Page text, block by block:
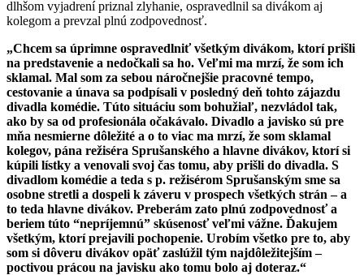
dlhšom vyjadrení priznal zlyhanie, ospravedlnil sa divákom aj
kolegom a prevzal plnú zodpovednosť.
„Chcem sa úprimne ospravedlniť všetkým divákom, ktorí prišli
na predstavenie a nedočkali sa ho. Veľmi ma mrzí, že som ich
sklamal. Mal som za sebou náročnejšie pracovné tempo,
cestovanie a únava sa podpísali v posledný deň tohto zájazdu
divadla komédie. Túto situáciu som bohužiaľ, nezvládol tak,
ako by sa od profesionála očakávalo. Divadlo a javisko sú pre
mňa nesmierne dôležité a o to viac ma mrzí, že som sklamal
kolegov, pána režiséra Sprušanského a hlavne divákov, ktorí si
kúpili lístky a venovali svoj čas tomu, aby prišli do divadla. S
divadlom komédie a teda s p. režisérom Sprušanským sme sa
osobne stretli a dospeli k záveru v prospech všetkých strán – a
to teda hlavne divákov. Preberám zato plnú zodpovednosť a
beriem túto “nepríjemnú” skúsenosť veľmi vážne. Ďakujem
všetkým, ktorí prejavili pochopenie. Urobím všetko pre to, aby
som si dôveru divákov opäť zaslúžil tým najdôležitejším –
poctivou prácou na javisku ako tomu bolo aj doteraz.“